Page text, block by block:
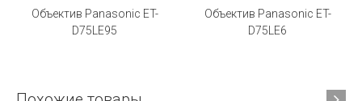
Объектив Panasonic ET-
D75LE95
Объектив Panasonic ET-
D75LE6